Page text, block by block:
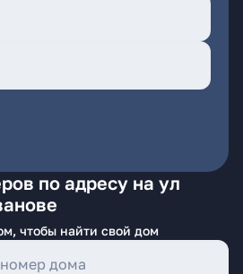
по адресу на ул
чтобы найти свой дом